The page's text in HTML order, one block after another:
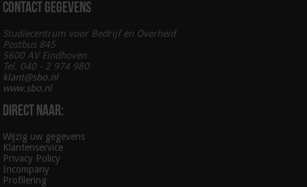
Contact gegevens
Studiecentrum voor Bedrijf en Overheid
Postbus 845
5600 AV Eindhoven
Tel. 040 - 2 974 980
klant@sbo.nl
www.sbo.nl
Direct naar:
Wijzig uw gegevens
Klantenservice
Privacy Policy
Incompany
Profilering